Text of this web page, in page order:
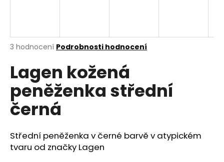
Průměrné
produktu
je
5
hvězdiček.
3 hodnocení Podrobnosti hodnocení
Lagen kožená
peněženka střední
černá
Střední peněženka v černé barvě v atypickém
tvaru od značky Lagen
í
t
?